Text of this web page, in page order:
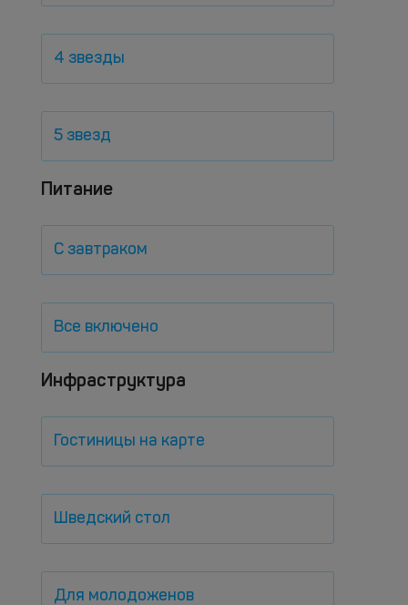
4 звезды
5 звезд
Питание
С завтраком
Все включено
Инфраструктура
Гостиницы на карте
Шведский стол
Для молодоженов